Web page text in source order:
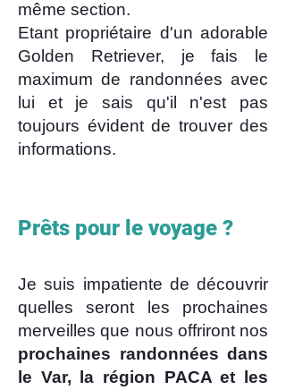
même section.
Etant propriétaire d'un adorable
Golden Retriever, je fais le
maximum de randonnées avec
lui et je sais qu'il n'est pas
toujours évident de trouver des
informations.
Prêts pour le voyage ?
Je suis impatiente de découvrir
quelles seront les prochaines
merveilles que nous offriront nos
prochaines randonnées dans
le Var, la région PACA et les